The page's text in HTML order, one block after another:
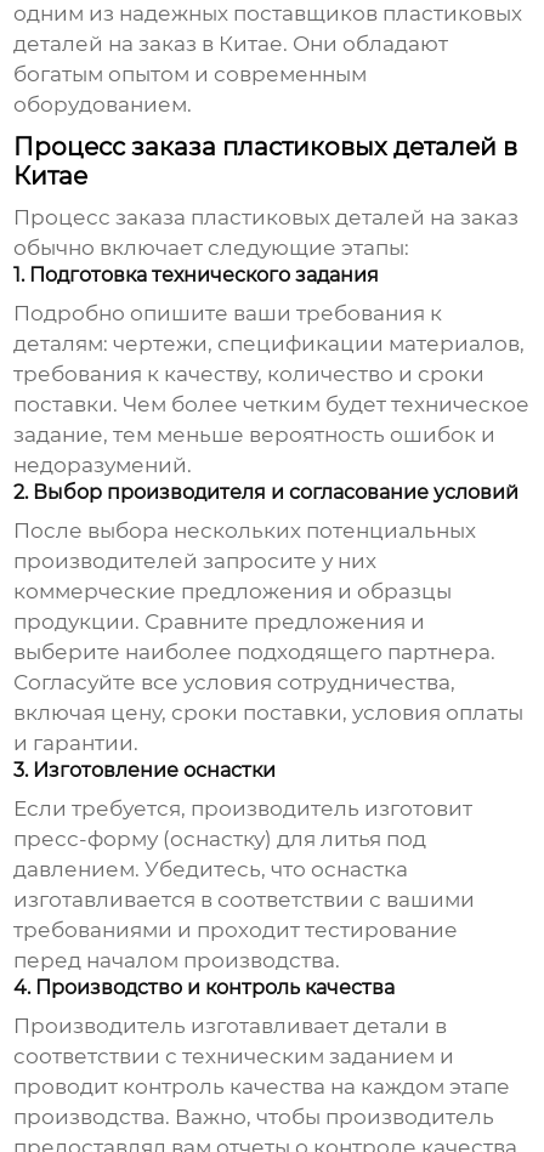
одним из надежных поставщиков пластиковых
деталей на заказ в Китае. Они обладают
богатым опытом и современным
оборудованием.
Процесс заказа пластиковых деталей в
Китае
Процесс заказа пластиковых деталей на заказ
обычно включает следующие этапы:
1. Подготовка технического задания
Подробно опишите ваши требования к
деталям: чертежи, спецификации материалов,
требования к качеству, количество и сроки
поставки. Чем более четким будет техническое
задание, тем меньше вероятность ошибок и
недоразумений.
2. Выбор производителя и согласование условий
После выбора нескольких потенциальных
производителей запросите у них
коммерческие предложения и образцы
продукции. Сравните предложения и
выберите наиболее подходящего партнера.
Согласуйте все условия сотрудничества,
включая цену, сроки поставки, условия оплаты
и гарантии.
3. Изготовление оснастки
Если требуется, производитель изготовит
пресс-форму (оснастку) для литья под
давлением. Убедитесь, что оснастка
изготавливается в соответствии с вашими
требованиями и проходит тестирование
перед началом производства.
4. Производство и контроль качества
Производитель изготавливает детали в
соответствии с техническим заданием и
проводит контроль качества на каждом этапе
производства. Важно, чтобы производитель